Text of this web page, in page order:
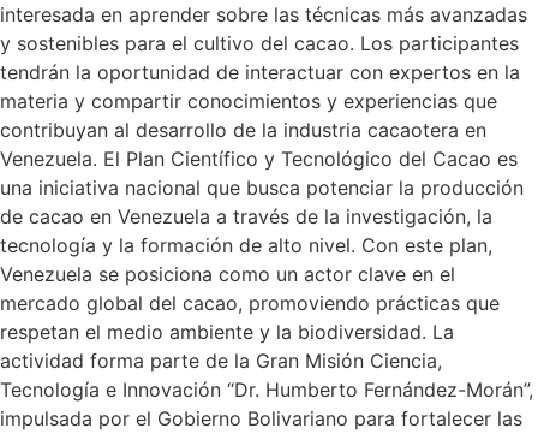
interesada en aprender sobre las técnicas más avanzadas
y sostenibles para el cultivo del cacao. Los participantes
tendrán la oportunidad de interactuar con expertos en la
materia y compartir conocimientos y experiencias que
contribuyan al desarrollo de la industria cacaotera en
Venezuela. El Plan Científico y Tecnológico del Cacao es
una iniciativa nacional que busca potenciar la producción
de cacao en Venezuela a través de la investigación, la
tecnología y la formación de alto nivel. Con este plan,
Venezuela se posiciona como un actor clave en el
mercado global del cacao, promoviendo prácticas que
respetan el medio ambiente y la biodiversidad. La
actividad forma parte de la Gran Misión Ciencia,
Tecnología e Innovación “Dr. Humberto Fernández-Morán”,
impulsada por el Gobierno Bolivariano para fortalecer las